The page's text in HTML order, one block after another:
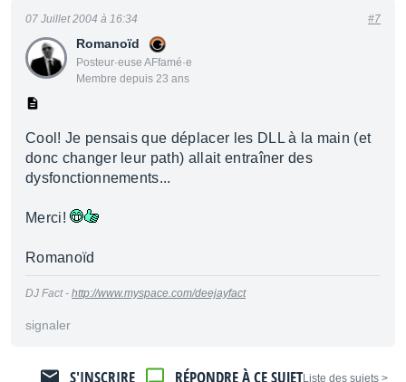
Romanoïd
Posteur·euse AFfamé·e
Membre depuis 23 ans
07 Juillet 2004 à 16:34 #7
Cool! Je pensais que déplacer les DLL à la main (et
donc changer leur path) allait entraîner des
dysfonctionnements...
Merci!
Romanoïd
DJ Fact - http://www.myspace.com/deejayfact
signaler
< Liste des sujets
RÉPONDRE À CE SUJET
S'INSCRIRE